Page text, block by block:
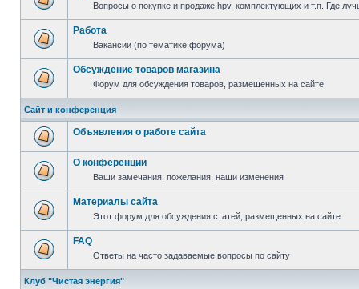
Вопросы о покупке и продаже hpv, комплектующих и т.п. Где
Работа
Вакансии (по тематике форума)
Обсуждение товаров магазина
Форум для обсуждения товаров, размещенных на сайте
Сайт и конференция
Объявления о работе сайта
О конференции
Ваши замечания, пожелания, наши изменения
Материалы сайта
Этот форум для обсуждения статей, размещенных на сайте
FAQ
Ответы на часто задаваемые вопросы по сайту
Клуб "Чистая энергия"